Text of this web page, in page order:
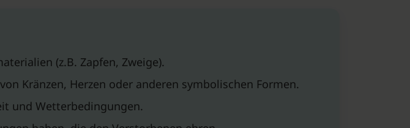
(z.B. Zapfen, Zweige).
Kränzen, Herzen oder anderen symbolischen Formen.
und Wetterbedingungen.